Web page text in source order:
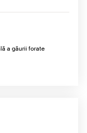
a găurii forate